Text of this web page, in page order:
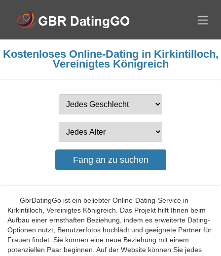
Kostenloses Online-Dating in Kirkintilloch,
Vereinigtes Königreich
GbrDatingGo ist ein beliebter Online-Dating-Service in
Kirkintilloch, Vereinigtes Königreich. Das Projekt hilft Ihnen beim
Aufbau einer ernsthaften Beziehung, indem es erweiterte Dating-
Optionen nutzt, Benutzerfotos hochlädt und geeignete Partner für
Frauen findet. Sie können eine neue Beziehung mit einem
potenziellen Paar beginnen. Auf der Website können Sie jedes